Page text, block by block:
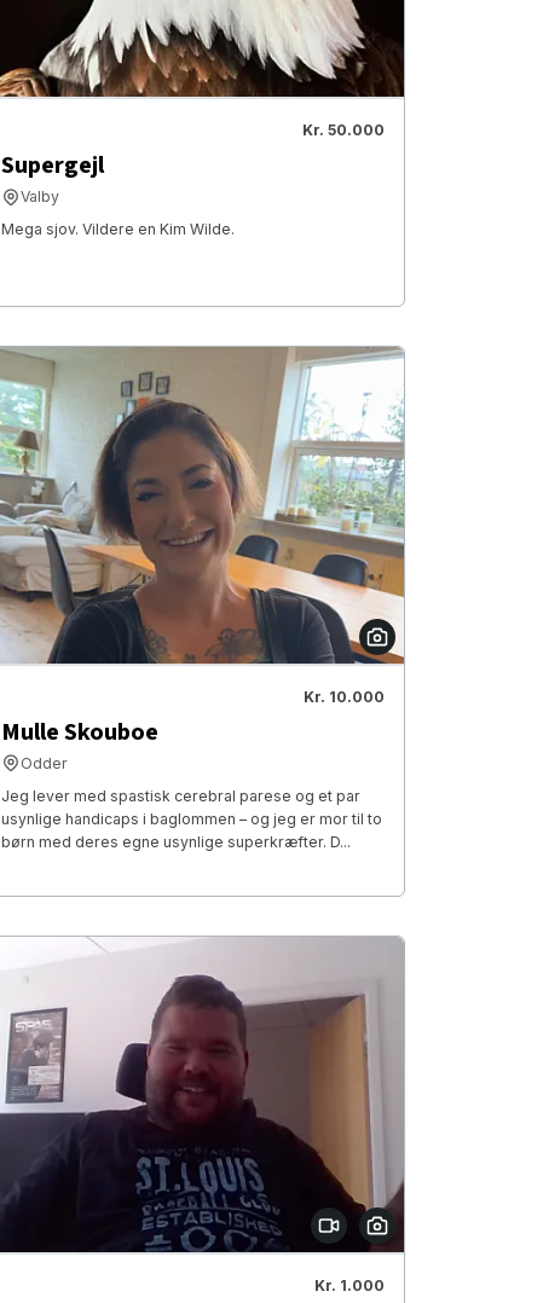
Kr. 50.000
Supergejl
Valby
Mega sjov. Vildere en Kim Wilde.
Kr. 10.000
Mulle Skouboe
Odder
Jeg lever med spastisk cerebral parese og et par
usynlige handicaps i baglommen – og jeg er mor til to
børn med deres egne usynlige superkræfter. D...
Kr. 1.000